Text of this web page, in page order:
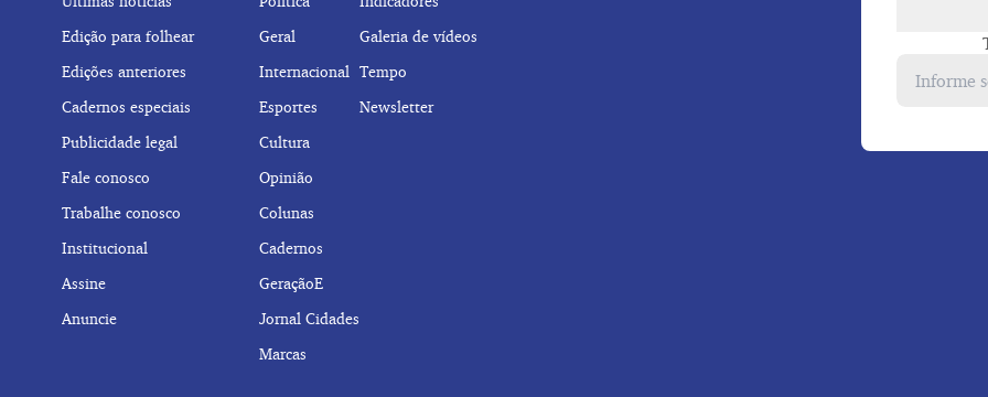
Edição para folhear
Edições anteriores
Cadernos especiais
Publicidade legal
Fale conosco
Trabalhe conosco
Institucional
Assine
Anuncie
Geral
Internacional
Esportes
Cultura
Opinião
Colunas
Cadernos
GeraçãoE
Jornal Cidades
Marcas
Galeria de vídeos
Tempo
Newsletter